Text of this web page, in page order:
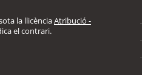
la llicènciaAtribució -
el contrari.